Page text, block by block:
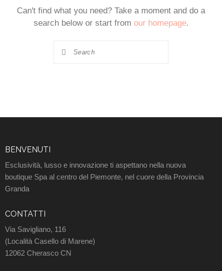
Can't find what you need? Take a moment and do a
search below or start from our homepage.
BENVENUTI
Esclusività, lusso e innovazione ti aspettano nella nuova
boutique Spa al centro del Piemonte, nel cuore della Provincia
Granda
CONTATTI
Via Savigliano, 116
(Località Casello di Marene)
12062 Cherasco CN